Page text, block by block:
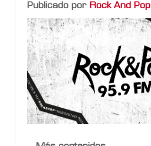
Publicado por Rock And Pop